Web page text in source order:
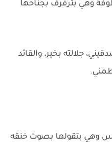
وهي بترفرف بجناحها
جلالته بخير، والقائد
وهي بتقولها بصوت خنقه